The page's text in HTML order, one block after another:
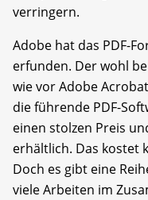
verringern.
Adobe hat das PDF-
erfunden. Der wohl
wie vor Adobe
die führende PDF-
einen stolzen Preis
erhältlich. Das kostet
Doch es gibt eine
viele Arbeiten im